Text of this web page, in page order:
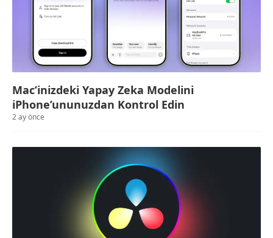
Mac’inizdeki Yapay Zeka Modelini
iPhone’ununuzdan Kontrol Edin
2 ay önce